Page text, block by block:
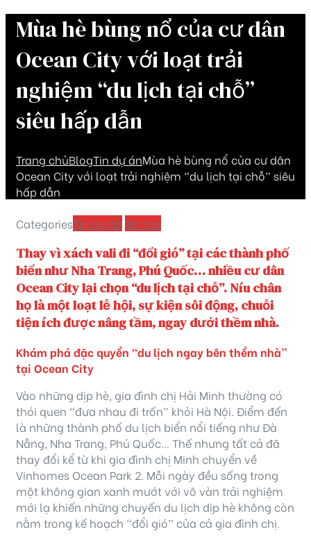
Mùa hè bùng nổ của cư dân
Ocean City với loạt trải
nghiệm “du lịch tại chỗ”
siêu hấp dẫn
Trang chủBlogTin dự ánMùa hè bùng nổ của cư dân
Ocean City với loạt trải nghiệm “du lịch tại chỗ” siêu
hấp dẫn
CategoriesTin dự án Tin tức
Thay vì xách vali đi “đổi gió” tại các thành phố
biển như Nha Trang, Phú Quốc… nhiều cư dân
Ocean City lại chọn “du lịch tại chỗ”. Níu chân
họ là một loạt lễ hội, sự kiện sôi động, chuỗi
tiện ích được nâng tầm, ngay dưới thềm nhà.
Khám phá đặc quyền “du lịch ngay bên thềm nhà”
tại Ocean City
Vào những dịp hè, gia đình chị Hải Minh thường có
thói quen “đưa nhau đi trốn” khỏi Hà Nội. Điểm đến
là những thành phố du lịch biển nổi tiếng như Đà
Nẵng, Nha Trang, Phú Quốc… Thế nhưng tất cả đã
thay đổi kể từ khi gia đình chị Minh chuyển về
Vinhomes Ocean Park 2. Mỗi ngày đều sống trong
một không gian xanh mướt với vô vàn trải nghiệm
mới lạ khiến những chuyến du lịch dịp hè không còn
nằm trong kế hoạch “đổi gió” của cả gia đình chị.